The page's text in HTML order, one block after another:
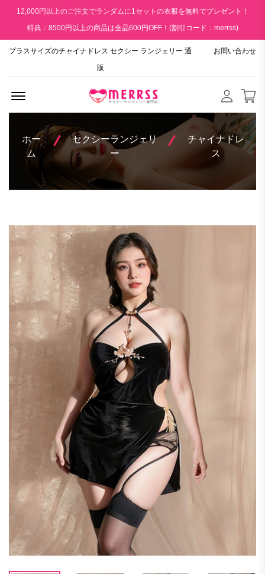
12,000円以上のご注文でランダムに1セットの衣服を無料でプレゼント！
特典：8500円以上の商品は全品600円OFF！(割引コード：merrss)
プラスサイズのチャイナドレス セクシー ランジェリー 通
販
お問い合わせ
ホー
ム
セクシーランジェリ
ー
チャイナドレ
ス